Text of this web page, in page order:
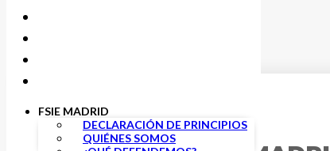
FSIE MADRID
DECLARACIÓN DE PRINCIPIOS
QUIÉNES SOMOS
21 MARZO, 2019